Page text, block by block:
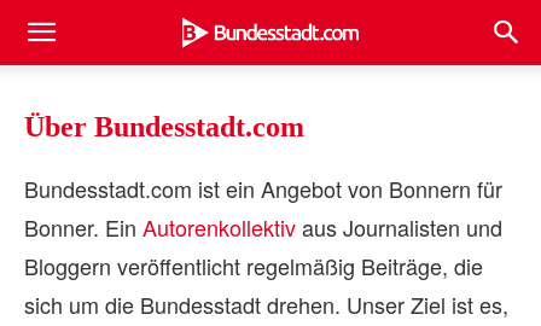
Über Bundesstadt.com
Bundesstadt.com ist ein Angebot von Bonnern für
Bonner. Ein Autorenkollektivaus Journalisten und
Bloggern veröffentlicht regelmäßig Beiträge, die
sich um die Bundesstadt drehen. Unser Ziel ist es,